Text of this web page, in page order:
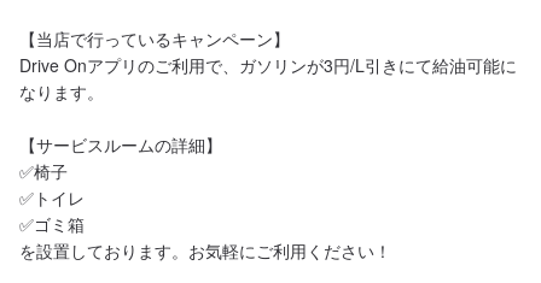
【当店で行っているキャンペーン】
Drive Onアプリのご利用で、ガソリンが3円/L引きにて給油可能に
なります。
【サービスルームの詳細】
✅椅子
✅トイレ
✅ゴミ箱
を設置しております。お気軽にご利用ください！